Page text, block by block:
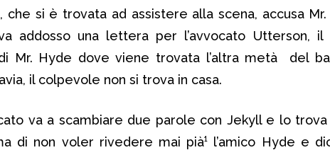
che si è trovata ad assistere alla scena, accusa
addosso una lettera per l’avvocato Utterson, il
Mr. Hyde dove viene trovata l’altra metà del
il colpevole non si trova in casa.
va a scambiare due parole con Jekyll e lo
di non voler rivedere mai pià¹ l’amico Hyde e